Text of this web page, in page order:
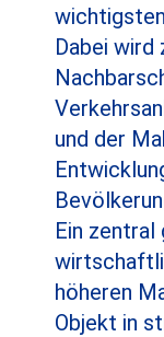
Dabei wird
und der
Ein zentral
höheren
Objekt in